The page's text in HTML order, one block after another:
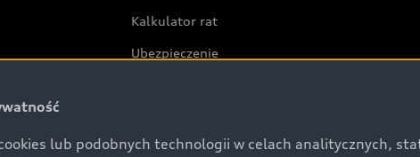
Kalkulator rat
Ubezpieczenie
Audi exclusive
lub podobnych technologii w celach analitycznych,